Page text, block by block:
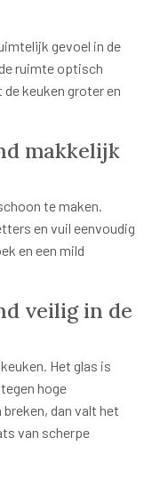
gevoel in de
ruimte optisch
keuken groter en
makkelijk
te maken.
en vuil eenvoudig
en een mild
veilig in de
Het glas is
hoge
dan valt het
van scherpe